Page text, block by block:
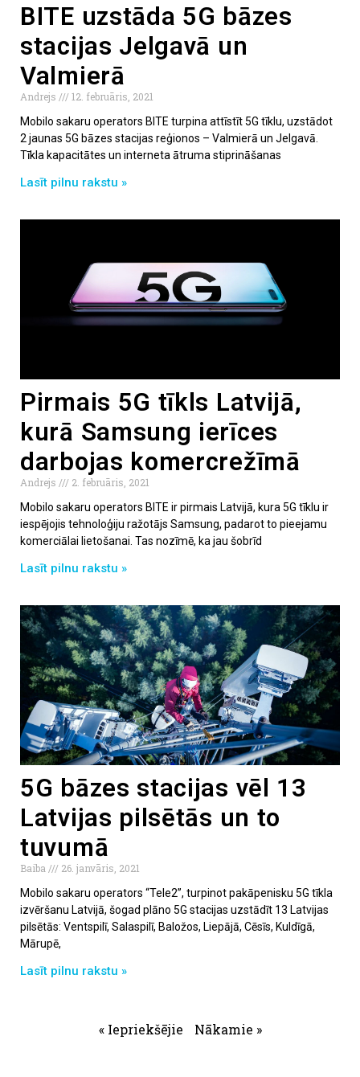
BITE uzstāda 5G bāzes
stacijas Jelgavā un
Valmierā
Andrejs
12. februāris, 2021
Mobilo sakaru operators BITE turpina attīstīt 5G tīklu, uzstādot
2 jaunas 5G bāzes stacijas reģionos – Valmierā un Jelgavā.
Tīkla kapacitātes un interneta ātruma stiprināšanas
Lasīt pilnu rakstu »
Pirmais 5G tīkls Latvijā,
kurā Samsung ierīces
darbojas komercrežīmā
Andrejs
2. februāris, 2021
Mobilo sakaru operators BITE ir pirmais Latvijā, kura 5G tīklu ir
iespējojis tehnoloģiju ražotājs Samsung, padarot to pieejamu
komerciālai lietošanai. Tas nozīmē, ka jau šobrīd
Lasīt pilnu rakstu »
5G bāzes stacijas vēl 13
Latvijas pilsētās un to
tuvumā
Baiba
26. janvāris, 2021
Mobilo sakaru operators “Tele2”, turpinot pakāpenisku 5G tīkla
izvēršanu Latvijā, šogad plāno 5G stacijas uzstādīt 13 Latvijas
pilsētās: Ventspilī, Salaspilī, Baložos, Liepājā, Cēsīs, Kuldīgā,
Mārupē,
Lasīt pilnu rakstu »
« Iepriekšējie Nākamie »